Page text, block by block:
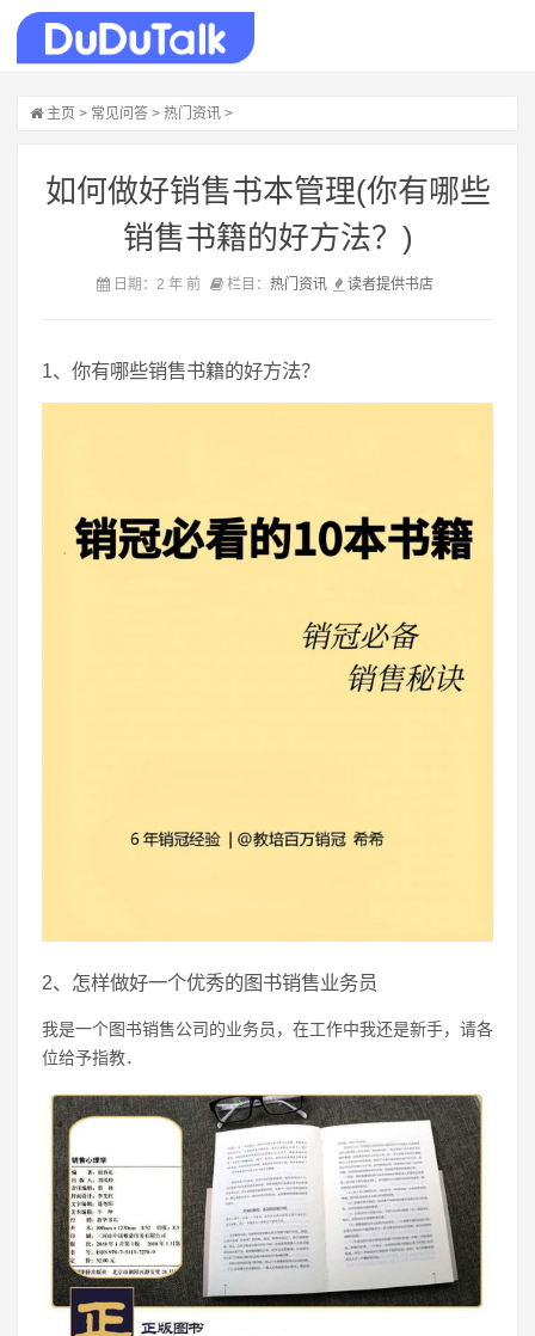
主页 > 常见问答 > 热门资讯 >
如何做好销售书本管理(你有哪些
销售书籍的好方法？)
日期：2 年 前 栏目： 热门资讯 读者提供书店
1、你有哪些销售书籍的好方法？
2、怎样做好一个优秀的图书销售业务员
我是一个图书销售公司的业务员，在工作中我还是新手，请各
位给予指教．